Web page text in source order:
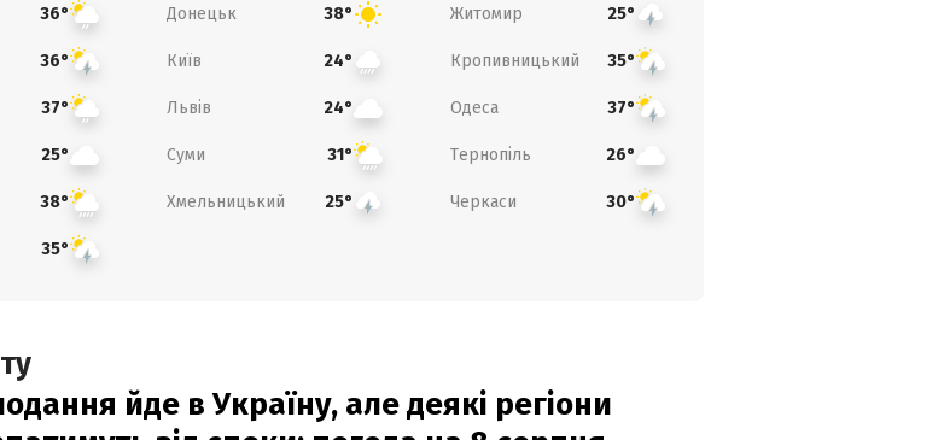
36° Донецьк 38° Житомир 25°
36° Київ 24° Кропивницький 35°
37° Львів 24° Одеса 37°
25° Суми 31° Тернопіль 26°
38° Хмельницький 25° Черкаси 30°
35°
йде в Україну, але деякі регіони